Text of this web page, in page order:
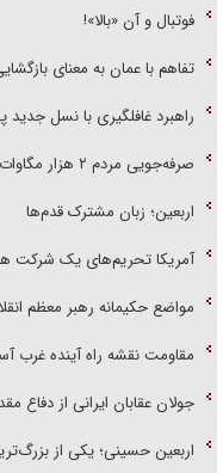
فوتبال و آن «بالا»!
تفاهم با عمان به معنای
راهبرد غافلگیری با نسل جدید
صرفه‌جویی مردم ۲ هزار مگاوات برق تولید کرد
اربعین؛ زبان مشترک قدم‌ها
آمریکا تحریم‌های یک شرکت
مواضع حکیمانه رهبر معظم
مقاومت نقشه راه آینده غرب
جولان عقابان ایرانی از دفاع
اربعین حسینی؛ یکی از